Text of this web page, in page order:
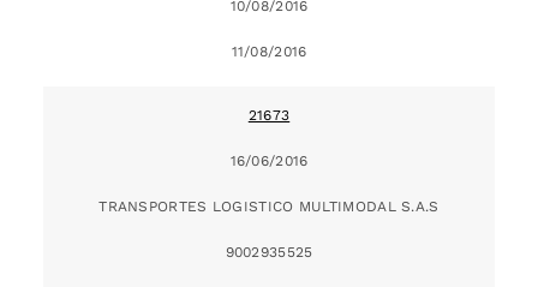
10/08/2016
11/08/2016
21673
16/06/2016
TRANSPORTES LOGISTICO MULTIMODAL S.A.S
9002935525